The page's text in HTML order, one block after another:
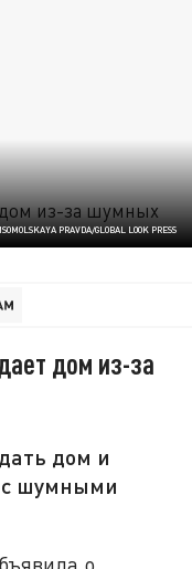
PRAVDA/GLOBAL LOOK PRESS
дом из-за
дом и
с шумными
о